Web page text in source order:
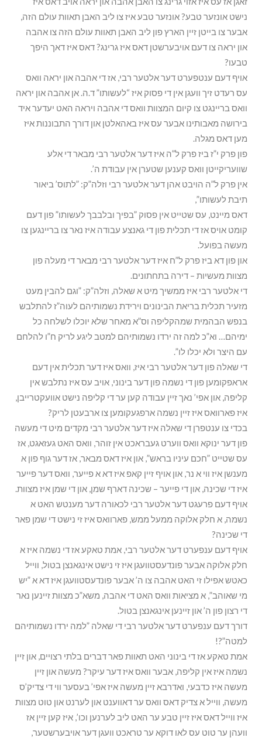
נישט אונזער טבע? אונזער טבע איז צו ליב האבן תאוות עולם הזה,
אבער צו בייטן זיין הארץ פון ליב האבן תאוות עולם הזה צו אהבה
און יראה צו דעם אויבערשטן דאס איז גרינג? דאס איז דאך היפך
טבעו?
אויף דעם ענטפערט דער אלטער רבי, אז די אהבה און יראה וואס
עס רעדט זיך וועגן אין די פסוק איז “לעשותו” ד.ה. אן אהבה און יראה
וואס בריינגט צו קיום המצוות וואס די אהבה ויראה האט יעדער איד
בירושה מאבותינו אבער עס איז באהאלטן און דורך התבוננות איז
מען דאס מגלה.
פון פרק י”ז ביז פרק ל”ה איז דער אלטער רבי מבאר די אלע
שוועריקייטן וואס קענען שטערן אין עבודת ה’.
אין פרק ל”ה הויבט אהן דער אלטער רבי וזלה”ק: ”לתוס’ ביאור
תיבת לעשותו”,
דאס מיינט, עס שטייט אין פסוק ”בפיך ובלבבך לעשותו” פון דעם
קומט אויס אז די תכלית פון די גאנצע עבודה איז נאר צו בריינגען צו
מעשה בפועל.
און פון דא ביז פרק ל”ח איז דער אלטער רבי מבאר די מעלה פון
מצוות מעשיות – דירה בתחתונים.
די אלטער רבי איז ממשיך מיט א שאלה, וזלה”ק: ”וגם להבין מעט
מזעיר תכלית בריאת הבינונים וירידת נשמותיהם לעוה”ז להתלבש
בנפש הבהמית שמהקליפה וס”א מאחר שלא יוכלו לשלחה כל
ימיהם… וא”כ למה זה ירדו נשמותיהם למטב ליגע לריק ח”ו להלחם
עם היצר ולא יכלו לו”.
די שאלה פון דער אלטער רבי איז, וואס איז דער תכלית אין דעם
אראפקומען פון די נשמה פון דער בינוני, אויב עס איז נתלבש אין
קליפה, און אפי’ נאך זיין עבודה קען ער די קליפה נישט אוועקטרייבן,
איז פארוואס איז זיין נשמה ארפגעקומען צו ארבעטן לריק?
בכדי צו ענטפרן די שאלה איז דער אלטער רבי מקדים מיט די מעשה
פון דער ינוקא וואס ווערט געבראכט אין זוהר, וואס האט געזאגט, אז
עס שטייט ”חכם עיניו בראש”, און איז דאס מבאר, אז דער גוף פון א
מענשן איז ווי א נר, און אויף זיין קאפ איז דא א פייער, וואס דער פייער
איז די שכינה, און די פייער – שכינה דארף שמן, און די שמן איז מצוות.
אויף דעם פרעגט דער אלטער רבי לכאורה דער מענטש האט א
נשמה, א חלק אלוקה ממעל ממש, פארוואס איז זי נישט די שמן פאר
די שכינה?
אויף דעם ענפערט דער אלטער רבי, אמת טאקע אז די נשמה איז א
חלק אלוקה אבער פונדעסטוועגן איז זי נישט אינגאנצן בטול, ווייל
כאטש אפילו זי האט אהבה צו ה’ אבער פונדעסטוועגן איז דא א ”יש
מי שאוהב”, א מציאות וואס האט די אהבה, משא”כ מצוות זיינען נאר
די רצון פון ה’ און זיינען אינגאנצן בטול.
דורך דעם ענפערט דער אלטער רבי די שאלה ”למה ירדו נשמותיהם
למטה”?!
אמת טאקע אז די בינוני האט תאוות פאר דברים בלתי רצויים, און זיין
נשמה איז אין קליפה, אבער וואס איז דער עיקר? מעשה און זיין
מעשה איז כדבעי, ואדרבא זיין מעשה איז אפי’ בעסער ווי די צדיק’ס
מעשה, ווייל א צדיק דאס וואס ער דאווענט און לערנט און טוט מצוות
איז ווייל דאס איז זיין טבע ער האט ליב לערנען וכו’, איז קען זיין אז
וועהן ער טוט עס לאו דוקא ער טראכט וועגן דער אויבערשטער,